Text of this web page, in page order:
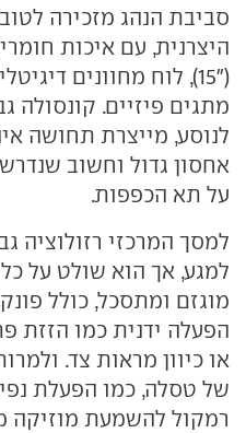
סביבת הנהג מזכירה
היצרנית, עם איכות
מתגים פיזיים. קונסולה
לנוסע, מייצרת תחושה
אחסון גדול וחשוב
על תא הכפפות.
למסך המרכזי רזולוציה
למגע, אך הוא שולט על
מוגזם ומתסכל, כולל
הפעלה ידנית כמו הזזת
או כיוון מראות צד.
של טסלה, כמו הפעלת
רמקול להשמעת מוזיקה